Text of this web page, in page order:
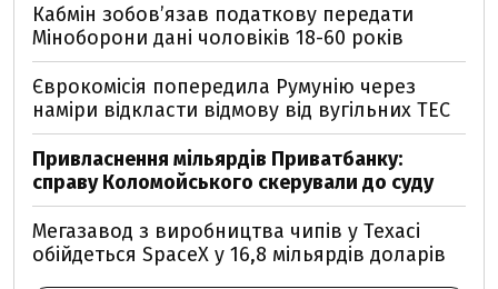
Кабмін зобовʼязав податкову передати
Міноборони дані чоловіків 18-60 років
Єврокомісія попередила Румунію через
наміри відкласти відмову від вугільних ТЕС
Привласнення мільярдів Приватбанку:
справу Коломойського скерували до суду
Мегазавод з виробництва чипів у Техасі
обійдеться SpaceX у 16,8 мільярдів доларів